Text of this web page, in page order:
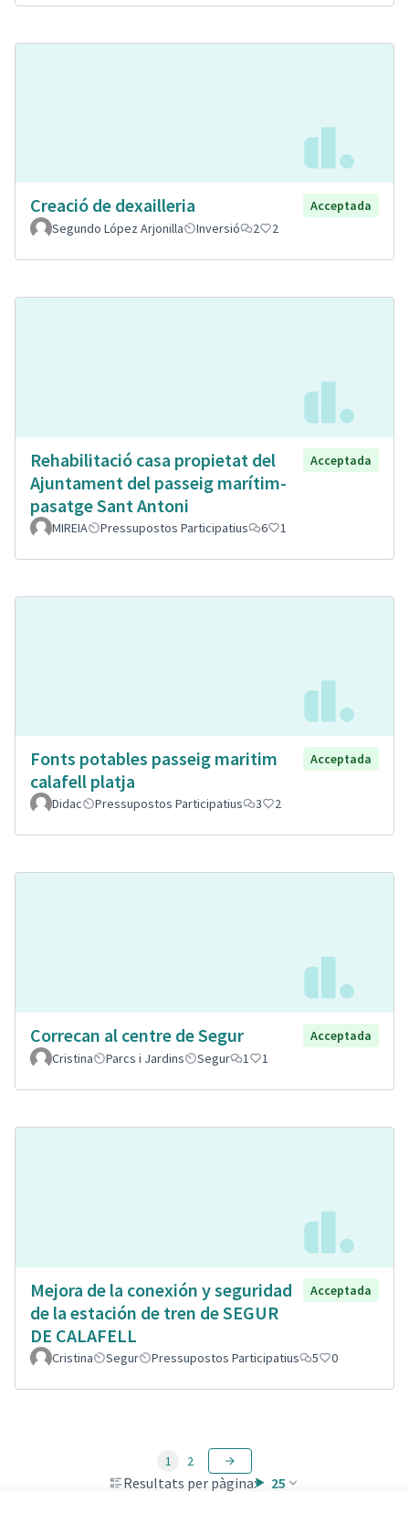
Creació de dexailleria
Acceptada
Segundo López Arjonilla
Inversió 2 2
Rehabilitació casa propietat del
Ajuntament del passeig marítim-
pasatge Sant Antoni
Acceptada
MIREIA Pressupostos Participatius 6 1
Fonts potables passeig maritim
calafell platja
Acceptada
Didac Pressupostos Participatius 3 2
Correcan al centre de Segur
Acceptada
Cristina
Parcs i Jardins Segur 1 1
Mejora de la conexión y seguridad
de la estación de tren de SEGUR
DE CALAFELL
Acceptada
Cristina Segur Pressupostos Participatius 5 0
Resultats per pàgina: 25
1 2